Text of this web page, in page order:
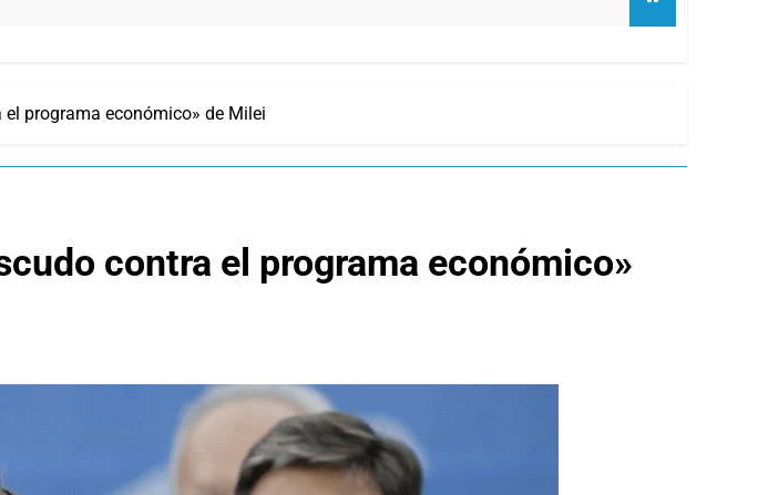
programa económico» de Milei
contra el programa económico»